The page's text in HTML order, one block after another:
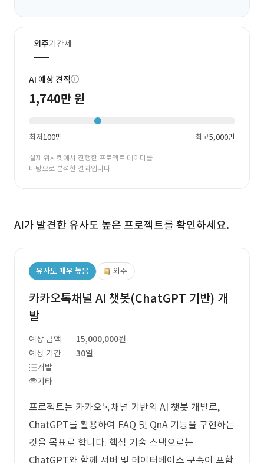
외주기간제
AI 예상 견적
1,740만 원
최저100만 최고5,000만
실제 위시켓에서 진행한 프로젝트 데이터를
바탕으로 분석한 결과입니다.
AI가 발견한 유사도 높은 프로젝트를 확인하세요.
유사도 매우 높음 외주
카카오톡채널 AI 챗봇(ChatGPT 기반) 개
발
예상 금액
15,000,000원
예상 기간
30일
개발
기타
프로젝트는 카카오톡채널 기반의 AI 챗봇 개발로,
ChatGPT를 활용하여 FAQ 및 QnA 기능을 구현하는
것을 목표로 합니다. 핵심 기술 스택으로는
ChatGPT와 함께 서버 및 데이터베이스 구축이 포함